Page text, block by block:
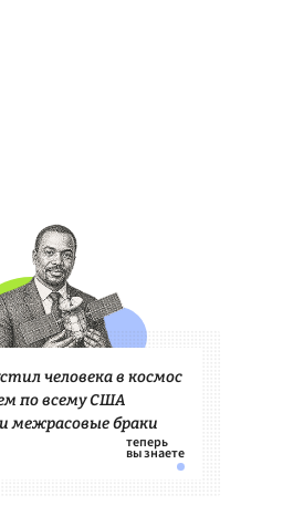
человека в космос
по всему США
межрасовые браки